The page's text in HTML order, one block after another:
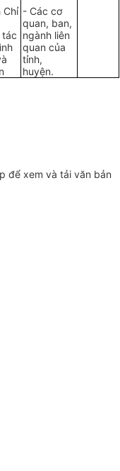
Chỉ
tác
- Các cơ
quan, ban,
ngành liên
quan của
tỉnh,
huyện.
để xem và tải văn bản